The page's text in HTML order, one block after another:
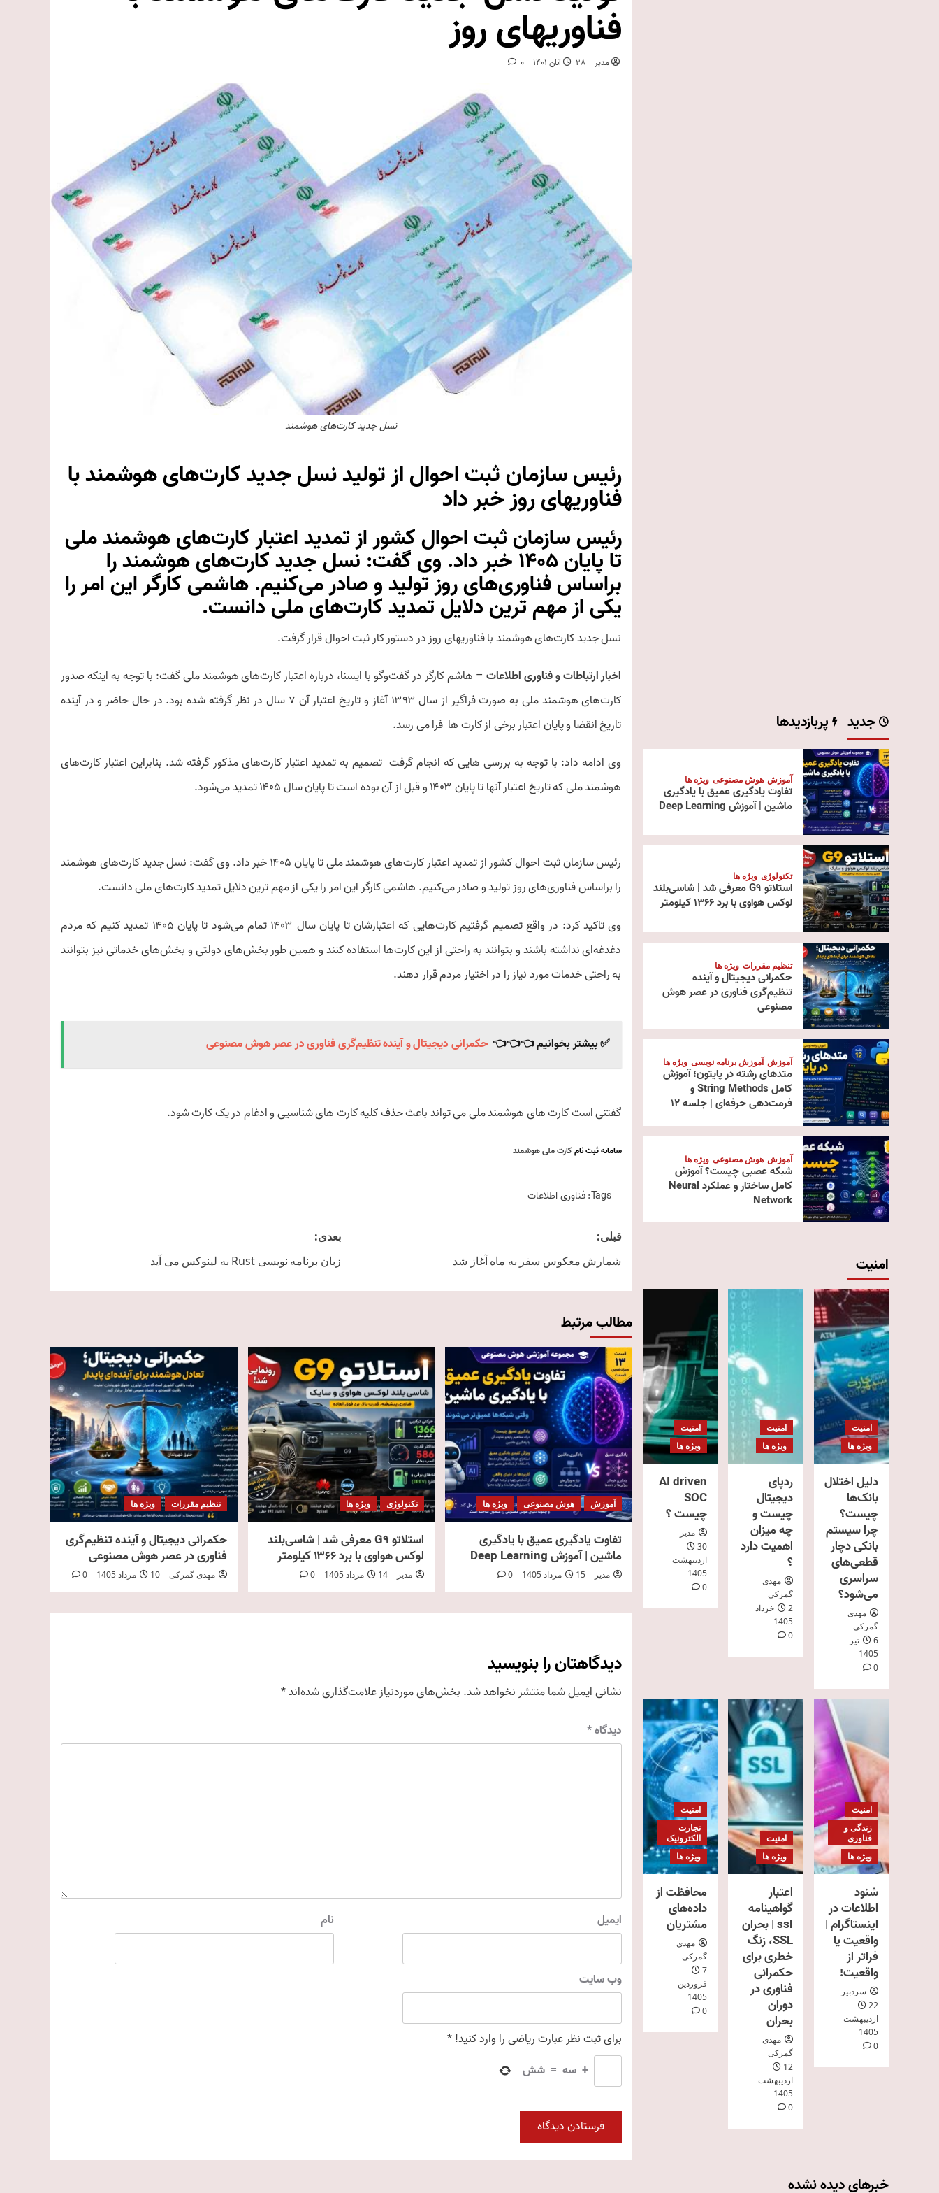
فناوریهای روز
مدیر 28 آبان 1401 0
نسل جدید کارت‌های هوشمند
رئیس سازمان ثبت احوال از تولید نسل جدید کارت‌های هوشمند با
فناوریهای روز خبر داد
رئیس سازمان ثبت احوال کشور از تمدید اعتبار کارت‌های هوشمند ملی
تا پایان ۱۴۰۵ خبر داد. وی گفت: نسل جدید کارت‌های هوشمند را
براساس فناوری‌های روز تولید و صادر می‌کنیم. هاشمی کارگر این امر را
یکی از مهم ترین دلایل تمدید کارت‌های ملی دانست.
نسل جدید کارت‌های هوشمند با فناوریهای روز در دستور کار ثبت احوال قرار گرفت.
اخبار ارتباطات و فناوری اطلاعات – هاشم کارگر در گفت‌وگو با ایسنا، درباره اعتبار کارت‌های هوشمند ملی گفت: با توجه به اینکه صدور
کارت‌های هوشمند ملی به صورت فراگیر از سال ۱۳۹۳ آغاز و تاریخ اعتبار آن ۷ سال در نظر گرفته شده بود. در حال حاضر و در آینده
تاریخ انقضا و پایان اعتبار برخی از کارت ها فرا می رسد.
وی ادامه داد: با توجه به بررسی هایی که انجام گرفت تصمیم به تمدید اعتبار کارت‌های مذکور گرفته شد. بنابراین اعتبار کارت‌های
هوشمند ملی که تاریخ اعتبار آنها تا پایان ۱۴۰۳ و قبل از آن بوده است تا پایان سال ۱۴۰۵ تمدید می‌شود.
رئیس سازمان ثبت احوال کشور از تمدید اعتبار کارت‌های هوشمند ملی تا پایان ۱۴۰۵ خبر داد. وی گفت: نسل جدید کارت‌های هوشمند
را براساس فناوری‌های روز تولید و صادر می‌کنیم. هاشمی کارگر این امر را یکی از مهم ترین دلایل تمدید کارت‌های ملی دانست.
وی تاکید کرد: در واقع تصمیم گرفتیم کارت‌هایی که اعتبارشان تا پایان سال ۱۴۰۳ تمام می‌شود تا پایان ۱۴۰۵ تمدید کنیم که مردم
دغدغه‌ای نداشته باشند و بتوانند به راحتی از این کارت‌ها استفاده کنند و همین طور بخش‌های دولتی و بخش‌های خدماتی نیز بتوانند
به راحتی خدمات مورد نیاز را در اختیار مردم قرار دهند.
✅ بیشتر بخوانیم 👈👈👈 حکمرانی دیجیتال و آینده تنظیم‌گری فناوری در عصر هوش مصنوعی
گفتنی است کارت های هوشمند ملی می تواند باعث حذف کلیه کارت های شناسیی و ادغام در یک کارت شود.
سامانه ثبت نامکارت ملی هوشمند
Tags: فناوری اطلاعات
Post
navigation
قبلی:
شمارش معکوس سفر به ماه آغاز شد
بعدی:
زبان برنامه نویسی Rust به لینوکس می آید
مطالب مرتبط
آموزش هوش مصنوعی ویژه ها
تفاوت یادگیری عمیق با یادگیری
ماشین | آموزش Deep Learning
مدیر 15 مرداد 1405 0
تکنولوژی ویژه ها
استلاتو G9 معرفی شد | شاسی‌بلند
لوکس هواوی با برد ۱۳۶۶ کیلومتر
مدیر 14 مرداد 1405 0
تنظیم مقررات ویژه ها
حکمرانی دیجیتال و آینده تنظیم‌گری
فناوری در عصر هوش مصنوعی
مهدی گمرکی 10 مرداد 1405 0
دیدگاهتان را بنویسید
نشانی ایمیل شما منتشر نخواهد شد. بخش‌های موردنیاز علامت‌گذاری شده‌اند*
دیدگاه*
نام ایمیل
وب‌ سایت
برای ثبت نظر عبارت ریاضی را وارد کنید!*
+ سه = شش
جدید پربازدیدها
آموزش هوش مصنوعی ویژه ها
تفاوت یادگیری عمیق با یادگیری
ماشین | آموزش Deep Learning
تکنولوژی ویژه ها
استلاتو G9 معرفی شد | شاسی‌بلند
لوکس هواوی با برد ۱۳۶۶ کیلومتر
تنظیم مقررات ویژه ها
حکمرانی دیجیتال و آینده
تنظیم‌گری فناوری در عصر هوش
مصنوعی
آموزش آموزش برنامه نویسی ویژه ها
متدهای رشته در پایتون؛ آموزش
کامل String Methods و
فرمت‌دهی حرفه‌ای | جلسه ۱۲
آموزش هوش مصنوعی ویژه ها
شبکه عصبی چیست؟ آموزش
کامل ساختار و عملکرد Neural
Network
امنیت
امنیت
ویژه ها
دلیل اختلال
بانک‌ها
چیست؟
چرا سیستم
بانکی دچار
قطعی‌های
سراسری
می‌شود؟
مهدی
گمرکی
6 تیر
1405
0
امنیت
ویژه ها
ردپای
دیجیتال
چیست و
چه میزان
اهمیت دارد
؟
مهدی
گمرکی
2 خرداد
1405
0
امنیت
ویژه ها
AI driven
SOC
چیست ؟
مدیر
30
اردیبهشت
1405
0
امنیت
زندگی و
فناوری
ویژه ها
شنود
اطلاعات در
اینستاگرام |
واقعیت یا
فراتر از
واقعیت!
سردبیر
22
اردیبهشت
1405
0
امنیت
ویژه ها
اعتبار
گواهینامه
ssl | بحران
SSL، زنگ
خطری برای
حکمرانی
فناوری در
دوران
بحران
مهدی
گمرکی
12
اردیبهشت
1405
0
امنیت
تجارت
الکترونیک
ویژه ها
محافظت از
داده‌های
مشتریان
مهدی
گمرکی
7
فروردین
1405
0
خبرهای دیده نشده